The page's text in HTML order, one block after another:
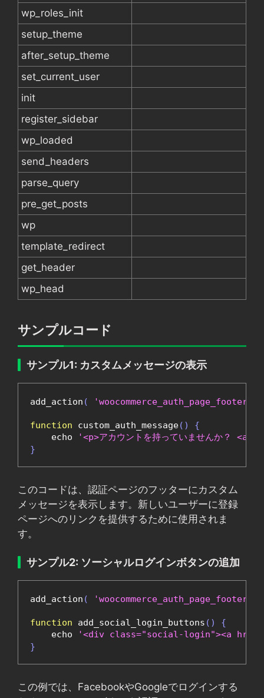
wp_roles_init
setup_theme
after_setup_theme
set_current_user
init
register_sidebar
wp_loaded
send_headers
parse_query
pre_get_posts
wp
template_redirect
get_header
wp_head
サンプルコード
サンプル1: カスタムメッセージの表示
add_action ( 'woocommerce_auth_page_footer'
function custom_auth_message()
{
    echo
'<p>アカウントを持っていませんか？ <a
}
このコードは、認証ページのフッターにカスタム
メッセージを表示します。新しいユーザーに登録
ページへのリンクを提供するために使用されま
す。
サンプル2: ソーシャルログインボタンの追加
add_action ( 'woocommerce_auth_page_footer'
function add_social_login_buttons ()
{
    echo
'<div class="social-login"><a href="/
}
この例では、FacebookやGoogleでログインする